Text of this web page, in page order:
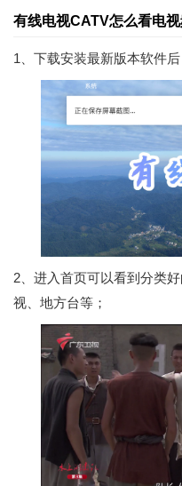
有线电视CATV怎么看电视
1、下载安装最新版本软件
2、进入首页可以看到分类
视、地方台等；